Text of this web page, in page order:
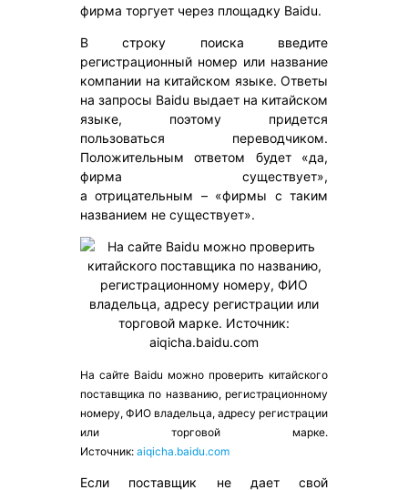
фирма торгует через площадку Baidu.
В строку поиска введите
регистрационный номер или название
компании на китайском языке. Ответы
на запросы Baidu выдает на китайском
языке, поэтому придется
пользоваться переводчиком.
Положительным ответом будет «да,
фирма существует»,
а отрицательным – «фирмы с таким
названием не существует».
На сайте Baidu можно проверить китайского
поставщика по названию, регистрационному
номеру, ФИО владельца, адресу регистрации
или торговой марке.
Источник: aiqicha.baidu.com
Если поставщик не дает свой